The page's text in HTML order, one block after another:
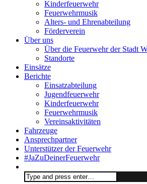
Kinderfeuerwehr
Feuerwehrmusik
Alters- und Ehrenabteilung
Förderverein
Über uns
Über die Feuerwehr der Stadt
Standorte
Einsätze
Berichte
Einsatzabteilung
Jugendfeuerwehr
Kinderfeuerwehr
Feuerwehrmusik
Vereinsaktivitäten
Fahrzeuge
Ansprechpartner
Unterstützer der Feuerwehr
#JaZuDeinerFeuerwehr
Search